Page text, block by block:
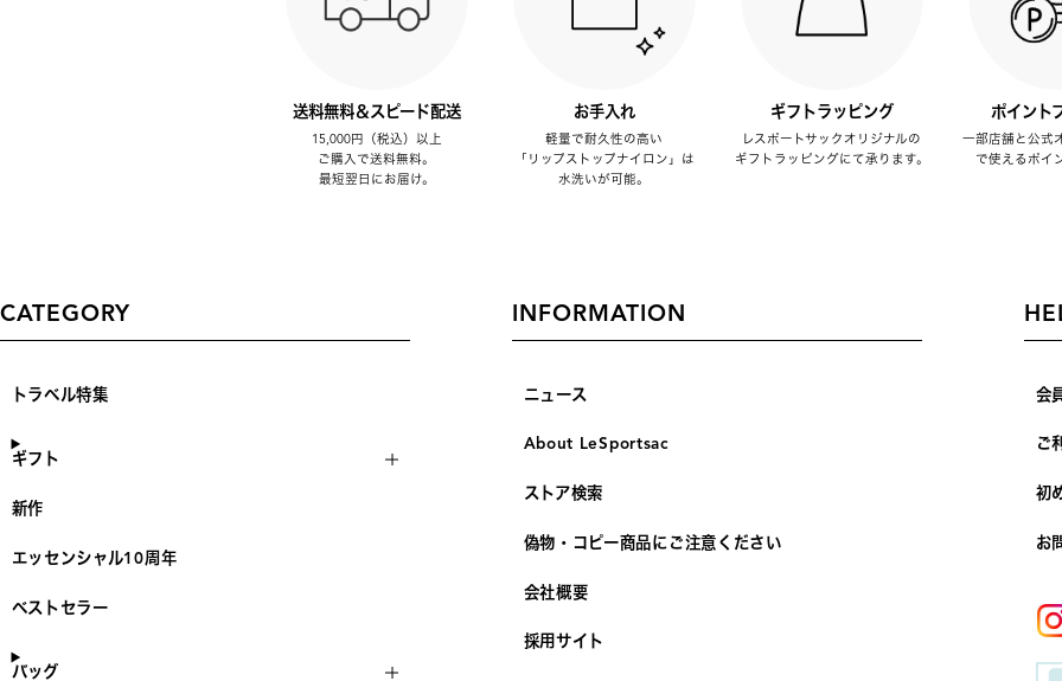
送料無料＆スピード配送
15,000円（税込）以上
ご購入で送料無料。
最短翌日にお届け。
お手入れ
軽量で耐久性の高い
「リップストップナイロン」は
水洗いが可能。
ギフトラッピング
レスポートサックオリジナルの
ギフトラッピングにて承ります。
ポイント
一部店舗と公式
で使えるポイ
CATEGORY
トラベル特集
ギフト
新作
エッセンシャル10周年
ベストセラー
バッグ
INFORMATION
ニュース
About LeSportsac
ストア検索
偽物・コピー商品にご注意ください
会社概要
採用サイト
会
ご
初
お